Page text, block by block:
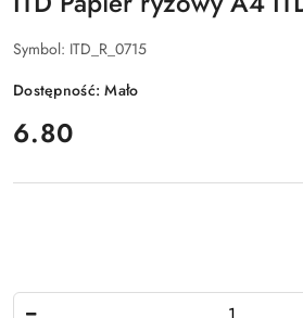
Symbol: ITD_R_0715
Dostępność:Mało
cena:
6.80